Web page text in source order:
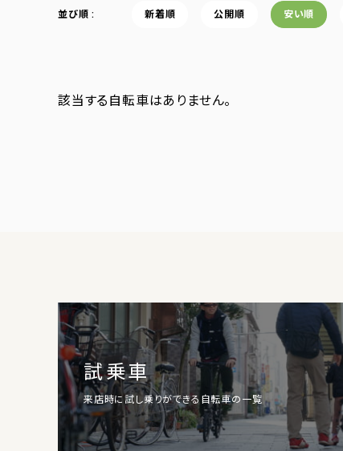
並び順 新着順 公開順 安い順
該当する自転車はありません。
試乗車
来店時に試し乗りができる自転車の一覧